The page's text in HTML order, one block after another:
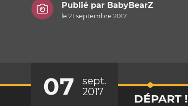
Publié par BabyBearZ
le 21 septembre 2017
07
sept.
2017
DÉPART !